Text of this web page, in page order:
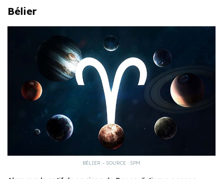
Bélier
BÉLIER – SOURCE : SPM